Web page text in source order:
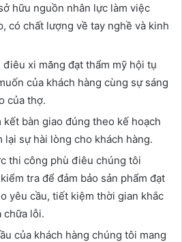
hữu nguồn nhân lực làm việc
có chất lượng về tay nghề và kinh
điêu xi măng đạt thẩm mỹ hội tụ
của khách hàng cùng sự sáng
của thợ.
kết bàn giao đúng theo kế hoạch
lại sự hài lòng cho khách hàng.
thi công phù điêu chúng tôi
tra để đảm bảo sản phẩm đạt
yêu cầu, tiết kiệm thời gian khắc
chữa lỗi.
của khách hàng chúng tôi mang